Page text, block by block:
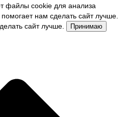
файлы cookie для анализа
нам сделать сайт лучше.
сайт лучше.
Принимаю